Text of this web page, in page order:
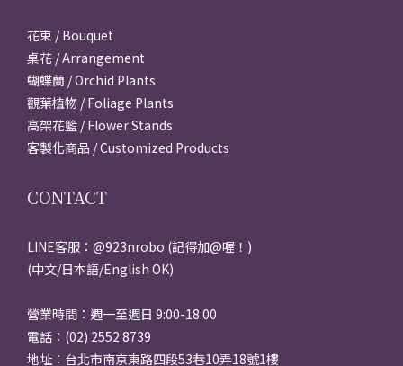
花束 / Bouquet
桌花 / Arrangement
蝴蝶蘭 / Orchid Plants
觀葉植物 / Foliage Plants
高架花籃 / Flower Stands
客製化商品 / Customized Products
CONTACT
LINE客服：@923nrobo (記得加@喔！)
(中文/日本語/English OK)
營業時間：週一至週日 9:00-18:00
電話：(02) 2552 8739
地址：台北市南京東路四段53巷10弄18號1樓